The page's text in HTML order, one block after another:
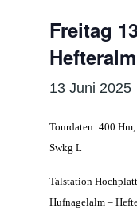
Freitag
13 Juni 2025
Tourdaten: 400
Swkg L
Talstation
Hufnagelalm –